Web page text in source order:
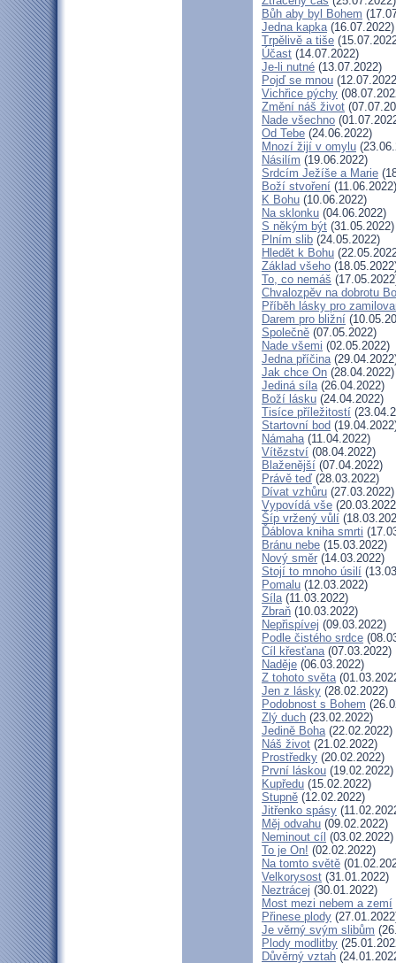
Bůh aby byl Bohem
Jedna kapka(16.07.2022)
Trpělivě a tiše
Účast (14.07.2022)
Je-li nutné (13.07.2022)
Pojď se mnou
Vichřice pýchy
Změní náš život
Nade všechno
Od Tebe (24.06.2022)
Mnozí žijí v omylu
Násilím (19.06.2022)
Srdcím Ježíše a Marie
Boží stvoření (11.06.2022)
K Bohu (10.06.2022)
Na sklonku (04.06.2022)
S někým být (31.05.2022)
Plním slib (24.05.2022)
Hledět k Bohu
Základ všeho
To, co nemáš
Chvalozpěv na dobrotu
Příběh lásky pro
Darem pro bližní
Společně (07.05.2022)
Nade všemi (02.05.2022)
Jedna příčina
Jak chce On (28.04.2022)
Jediná síla(26.04.2022)
Boží lásku (24.04.2022)
Tisíce příležitostí
Startovní bod
Námaha(11.04.2022)
Vítězství (08.04.2022)
Blaženější (07.04.2022)
Právě teď (28.03.2022)
Dívat vzhůru (27.03.2022)
Vypovídá vše
Šíp vržený vůlí
Ďáblova kniha smrti
Bránu nebe (15.03.2022)
Nový směr (14.03.2022)
Stojí to mnoho úsilí
Pomalu (12.03.2022)
Síla(11.03.2022)
Zbraň (10.03.2022)
Nepřispívej (09.03.2022)
Podle čistého srdce
Cíl křesťana(07.03.2022)
Naděje (06.03.2022)
Z tohoto světa
Jen z lásky (28.02.2022)
Podobnost s Bohem
Zlý duch (23.02.2022)
Jedině Boha(22.02.2022)
Náš život (21.02.2022)
Prostředky (20.02.2022)
První láskou (19.02.2022)
Kupředu (15.02.2022)
Stupně (12.02.2022)
Jitřenko spásy
Měj odvahu (09.02.2022)
Neminout cíl (03.02.2022)
To je On! (02.02.2022)
Na tomto světě
Velkorysost (31.01.2022)
Neztrácej (30.01.2022)
Most mezi nebem a zemí
Přinese plody
Je věrný svým slibům
Plody modlitby
Důvěrný vztah